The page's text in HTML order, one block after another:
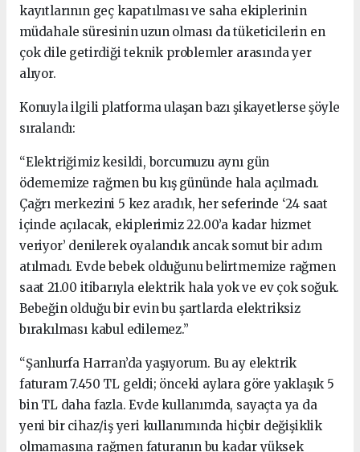
kayıtlarının geç kapatılması ve saha ekiplerinin
müdahale süresinin uzun olması da tüketicilerin en
çok dile getirdiği teknik problemler arasında yer
alıyor.
Konuyla ilgili platforma ulaşan bazı şikayetlerse şöyle
sıralandı:
“Elektriğimiz kesildi, borcumuzu aynı gün
ödememize rağmen bu kış gününde hala açılmadı.
Çağrı merkezini 5 kez aradık, her seferinde ‘24 saat
içinde açılacak, ekiplerimiz 22.00’a kadar hizmet
veriyor’ denilerek oyalandık ancak somut bir adım
atılmadı. Evde bebek olduğunu belirtmemize rağmen
saat 21.00 itibarıyla elektrik hala yok ve ev çok soğuk.
Bebeğin olduğu bir evin bu şartlarda elektriksiz
bırakılması kabul edilemez.”
“Şanlıurfa Harran’da yaşıyorum. Bu ay elektrik
faturam 7.450 TL geldi; önceki aylara göre yaklaşık 5
bin TL daha fazla. Evde kullanımda, sayaçta ya da
yeni bir cihaz/iş yeri kullanımında hiçbir değişiklik
olmamasına rağmen faturanın bu kadar yüksek